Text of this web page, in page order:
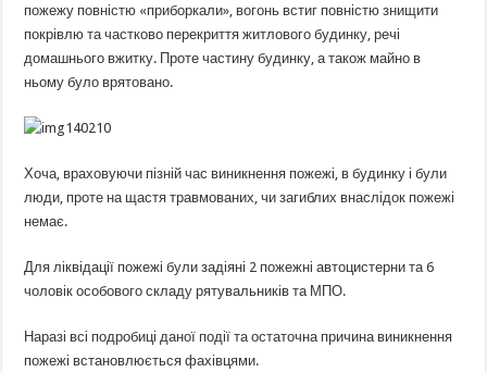
пожежу повністю «приборкали», вогонь встиг повністю знищити
покрівлю та частково перекриття житлового будинку, речі
домашнього вжитку. Проте частину будинку, а також майно в
ньому було врятовано.
Хоча, враховуючи пізній час виникнення пожежі, в будинку і були
люди, проте на щастя травмованих, чи загиблих внаслідок пожежі
немає.
Для ліквідації пожежі були задіяні 2 пожежні автоцистерни та 6
чоловік особового складу рятувальників та МПО.
Наразі всі подробиці даної події та остаточна причина виникнення
пожежі встановлюється фахівцями.